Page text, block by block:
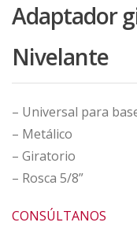
Adaptador
Nivelante
– Universal para
– Metálico
– Giratorio
– Rosca 5/8”
CONSÚLTANOS